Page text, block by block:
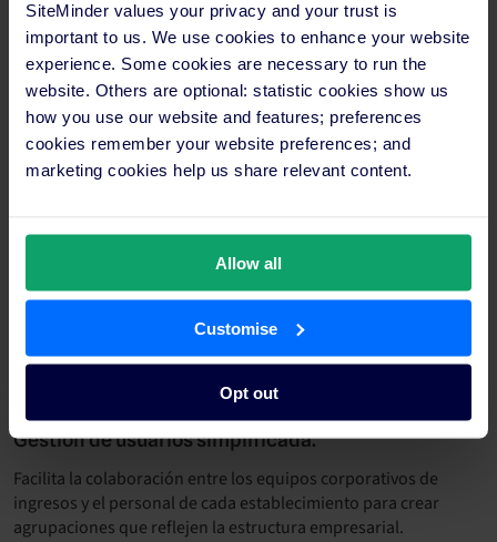
SiteMinder values your privacy and your trust is
important to us. We use cookies to enhance your website
experience. Some cookies are necessary to run the
website. Others are optional: statistic cookies show us
how you use our website and features; preferences
cookies remember your website preferences; and
marketing cookies help us share relevant content.
Allow all
Customise
Opt out
Gestión de usuarios simplificada.
Facilita la colaboración entre los equipos corporativos de
ingresos y el personal de cada establecimiento para crear
agrupaciones que reflejen la estructura empresarial.